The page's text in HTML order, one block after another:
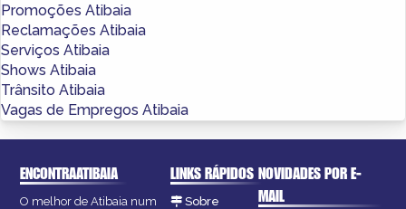
Promoções Atibaia
Reclamações Atibaia
Serviços Atibaia
Shows Atibaia
Trânsito Atibaia
Vagas de Empregos Atibaia
ENCONTRAATIBAIA
O melhor de Atibaia num
LINKS RÁPIDOS
Sobre
NOVIDADES POR E-
MAIL